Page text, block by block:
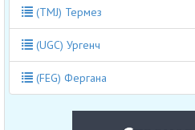
(TMJ) Термез
(UGC) Ургенч
(FEG) Фергана